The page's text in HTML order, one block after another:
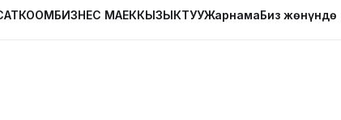
КООМБИЗНЕС МАЕККЫЗЫКТУУЖарнамаБиз жөнүндө